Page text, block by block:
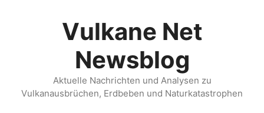
Vulkane Net
Newsblog
Aktuelle Nachrichten und Analysen zu
Vulkanausbrüchen, Erdbeben und Naturkatastrophen